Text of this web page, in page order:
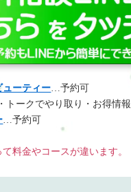
ューティー …予約可
トークでやり取り・お得情報
…予約可
料金やコースが違います。